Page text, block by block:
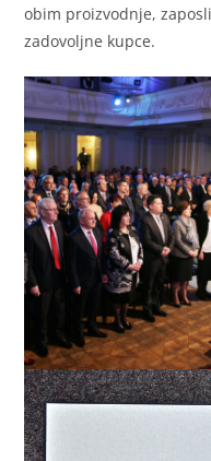
obim proizvodnje,
zadovoljne kupce.